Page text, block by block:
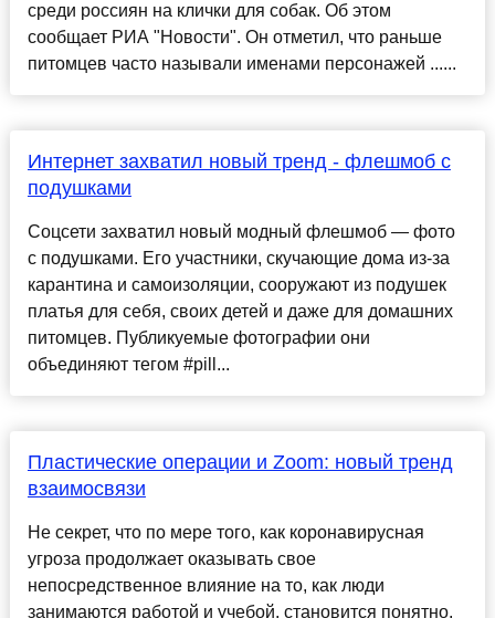
среди россиян на клички для собак. Об этом
сообщает РИА "Новости". Он отметил, что раньше
питомцев часто называли именами персонажей ......
Интернет захватил новый тренд - флешмоб с
подушками
Соцсети захватил новый модный флешмоб — фото
с подушками. Его участники, скучающие дома из-за
карантина и самоизоляции, сооружают из подушек
платья для себя, своих детей и даже для домашних
питомцев. Публикуемые фотографии они
объединяют тегом #pill...
Пластические операции и Zoom: новый тренд
взаимосвязи
Не секрет, что по мере того, как коронавирусная
угроза продолжает оказывать свое
непосредственное влияние на то, как люди
занимаются работой и учебой, становится понятно,